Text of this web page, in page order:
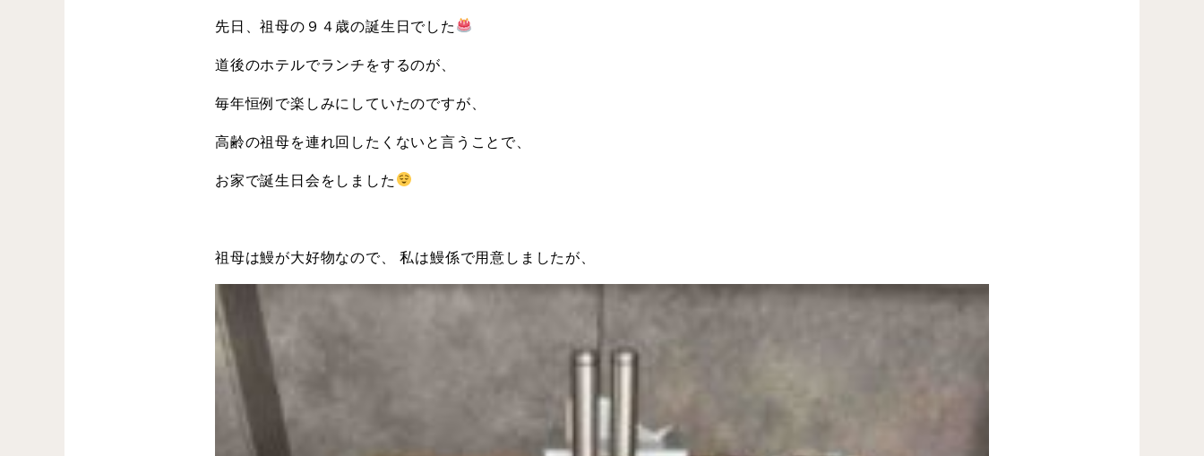
先日、祖母の９４歳の誕生日でした
道後のホテルでランチをするのが、
毎年恒例で楽しみにしていたのですが、
高齢の祖母を連れ回したくないと言うことで、
お家で誕生日会をしました
祖母は鰻が大好物なので、 私は鰻係で用意しましたが、